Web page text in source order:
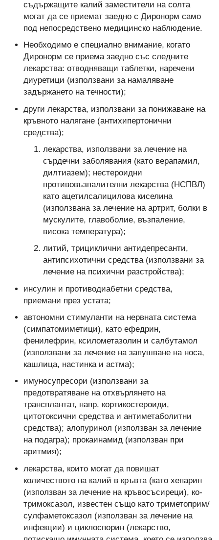
съдържащите калий заместители на солта
могат да се приемат заедно с Диронорм само
под непосредствено медицинско наблюдение.
Необходимо е специално внимание, когато
Диронорм се приема заедно със следните
лекарства: отводняващи таблетки, наречени
диуретици (използвани за намаляване
задържането на течности);
други лекарства, използвани за понижаване на
кръвното налягане (антихипертонични
средства);
лекарства, използвани за лечение на
сърдечни заболявания (като верапамил,
дилтиазем); нестероидни
противовъзпалителни лекарства (НСПВЛ)
като ацетилсалицилова киселина
(използвана за лечение на артрит, болки в
мускулите, главоболие, възпаление,
висока температура);
литий, трициклични антидепресанти,
антипсихотични средства (използвани за
лечение на психични разстройства);
инсулин и противодиабетни средства,
приемани през устата;
автономни стимуланти на нервната система
(симпатомиметици), като ефедрин,
фенилефрин, ксилометазолин и салбутамол
(използвани за лечение на запушване на носа,
кашлица, настинка и астма);
имуносупресори (използвани за
предотвратяване на отхвърлянето на
трансплантат, напр. кортикостероиди,
цитотоксични средства и антиметаболитни
средства); алопуринол (използван за лечение
на подагра); прокаинамид (използван при
аритмия);
лекарства, които могат да повишат
количеството на калий в кръвта (като хепарин
(използван за лечение на кръвосъсиреци), ко-
тримоксазол, известен също като триметоприм/
сулфаметоксазол (използван за лечение на
инфекции) и циклоспорин (лекарство,